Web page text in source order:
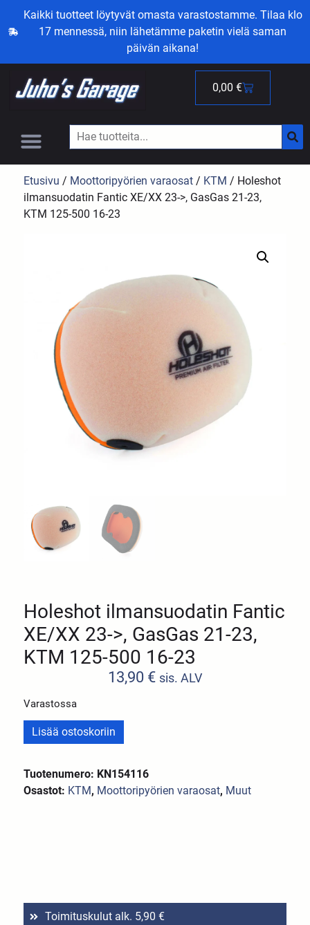
Kaikki tuotteet löytyvät omasta varastostamme. Tilaa klo
17 mennessä, niin lähetämme paketin vielä saman
päivän aikana!
0,00 €
Etusivu / Moottoripyörien varaosat / KTM / Holeshot
ilmansuodatin Fantic XE/XX 23->, GasGas 21-23,
KTM 125-500 16-23
Holeshot ilmansuodatin Fantic
XE/XX 23->, GasGas 21-23,
KTM 125-500 16-23
13,90 € sis. ALV
Varastossa
Lisää ostoskoriin
Tuotenumero: KN154116
Osastot: KTM, Moottoripyörien varaosat, Muut
Toimituskulut alk. 5,90 €